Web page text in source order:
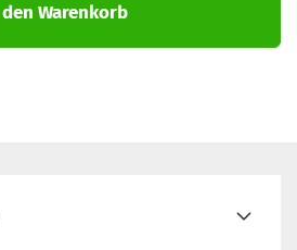
Warenkorb